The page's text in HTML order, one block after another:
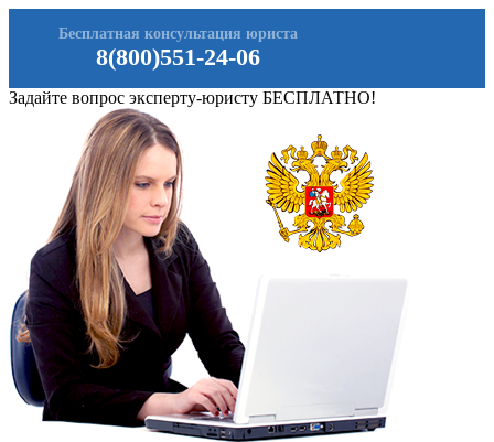
8(800)551-24-06
Бесплатная консультация юриста
Задайте вопрос эксперту-юристу БЕСПЛАТНО!